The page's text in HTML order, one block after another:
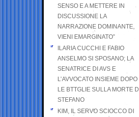
SENSO E A METTERE IN
DISCUSSIONE LA
NARRAZIONE DOMINANTE,
VIENI EMARGINATO”
ILARIA CUCCHI E FABIO
ANSELMO SI SPOSANO; LA
SENATRICE DI AVS E
L’AVVOCATO INSIEME DOPO
LE BTTGLIE SULLA MORTE DI
STEFANO
KIM, IL SERVO SCIOCCO DI